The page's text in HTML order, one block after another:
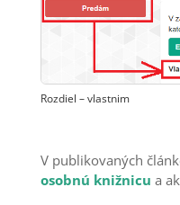
Rozdiel – vlastnim
V publikovaných
osobnú knižnicu a